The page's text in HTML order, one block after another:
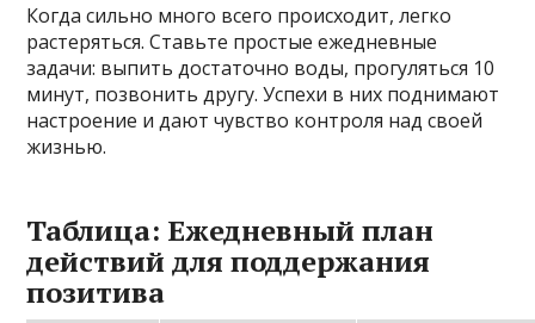
Когда сильно много всего происходит, легко
растеряться. Ставьте простые ежедневные
задачи: выпить достаточно воды, прогуляться 10
минут, позвонить другу. Успехи в них поднимают
настроение и дают чувство контроля над своей
жизнью.
Таблица: Ежедневный план
действий для поддержания
позитива